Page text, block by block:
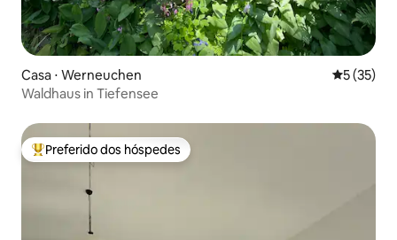
Casa ⋅ Werneuchen 5 de uma
5 (35)
Waldhaus in Tiefensee
Entre os melhores preferidos dos hóspedes
Preferido dos hóspedes